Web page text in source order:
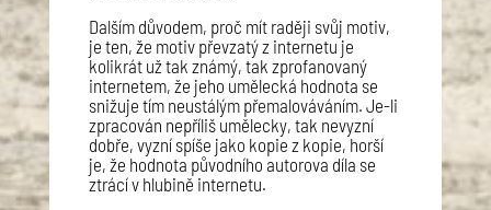
Dalším důvodem, proč mít raději svůj motiv,
je ten, že motiv převzatý z internetu je
kolikrát už tak známý, tak zprofanovaný
internetem, že jeho umělecká hodnota se
snižuje tím neustálým přemalováváním. Je-li
zpracován nepříliš umělecky, tak nevyzní
dobře, vyzní spíše jako kopie z kopie, horší
je, že hodnota původního autorova díla se
ztrácí v hlubině internetu.